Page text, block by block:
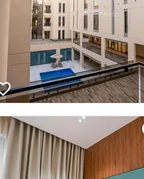
في:20 يوليو 2026